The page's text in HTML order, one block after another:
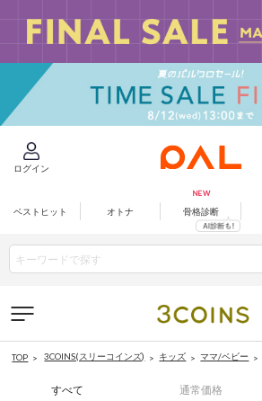
ログイン
ベストヒット オトナ 骨格診断
TOP 3COINS(スリーコインズ) キッズ ママ/ベビー
すべて 通常価格